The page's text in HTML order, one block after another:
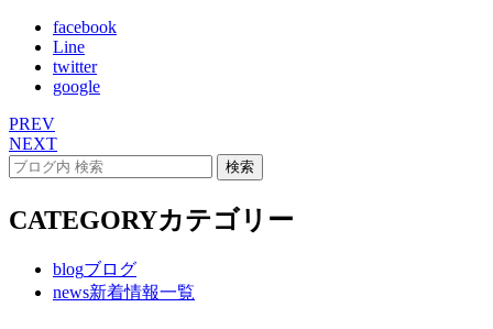
facebook
Line
twitter
google
PREV
NEXT
CATEGORYカテゴリー
blogブログ
news新着情報一覧